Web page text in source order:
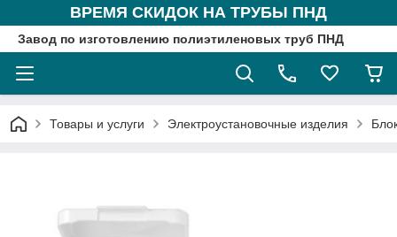
ВРЕМЯ СКИДОК НА ТРУБЫ ПНД
Завод по изготовлению полиэтиленовых труб ПНД
Товары и услуги Электроустановочные изделия